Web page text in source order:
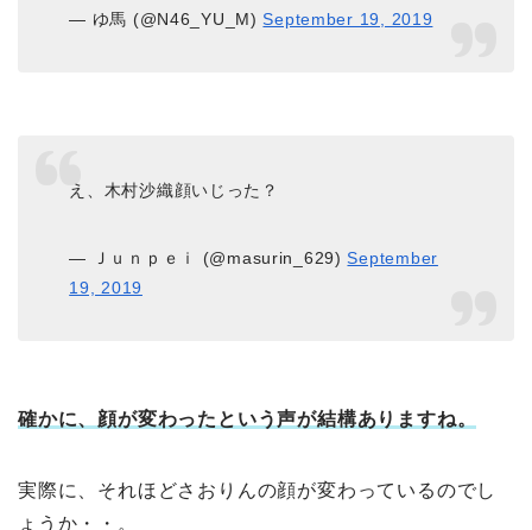
— ゆ馬 (@N46_YU_M)September 19, 2019
え、木村沙織顔いじった？
— Ｊｕｎｐｅｉ (@masurin_629)September
19, 2019
確かに、顔が変わったという声が結構ありますね。
実際に、それほどさおりんの顔が変わっているのでし
ょうか・・。